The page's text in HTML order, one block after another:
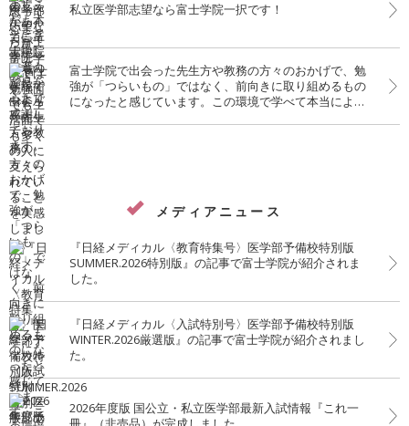
私立医学部志望なら富士学院一択です！
富士学院で出会った先生方や教務の方々のおかげで、勉
強が「つらいもの」ではなく、前向きに取り組めるもの
になったと感じています。この環境で学べて本当によか
メディアニュース
『日経メディカル〈教育特集号〉医学部予備校特別版
SUMMER.2026特別版』の記事で富士学院が紹介されま
した。
『日経メディカル〈入試特別号〉医学部予備校特別版
WINTER.2026厳選版』の記事で富士学院が紹介されまし
た。
2026年度版 国公立・私立医学部最新入試情報『これ一